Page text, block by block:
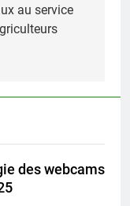
au service
des webcams